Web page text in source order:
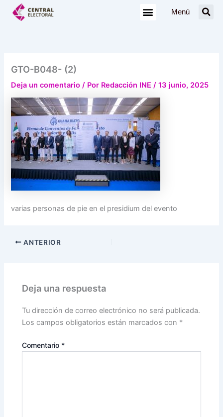
Menú
GTO-B048- (2)
Deja un comentario / Por Redacción INE/13 junio, 2025
varias personas de pie en el presidium del evento
ANTERIOR
Deja una respuesta
Tu dirección de correo electrónico no será publicada.
Los campos obligatorios están marcados con *
Comentario *